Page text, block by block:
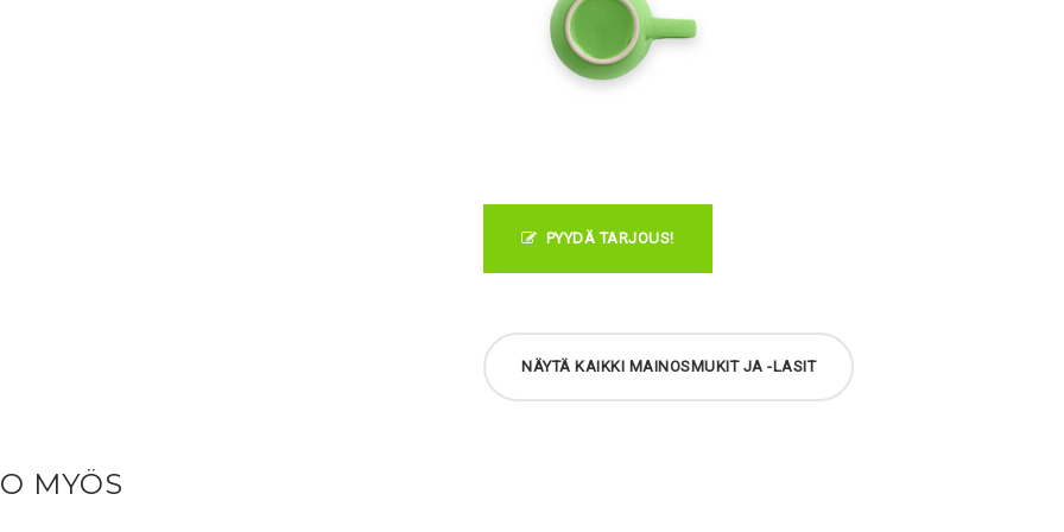
PYYDÄ TARJOUS!
NÄYTÄ KAIKKI MAINOSMUKIT JA -LASIT
MYÖS